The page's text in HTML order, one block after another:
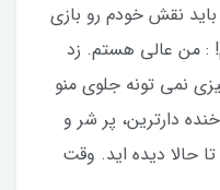
نقش خودم رو بازی
: من عالی هستم. زد
نمی تونه جلوی منو
دارترین، پر شر و
حالا دیده اید. وقت